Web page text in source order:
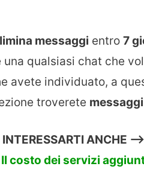
messaggi entro 7
una qualsiasi chat che
avete individuato, a
troverete
ANCHE —->
costo dei servizi